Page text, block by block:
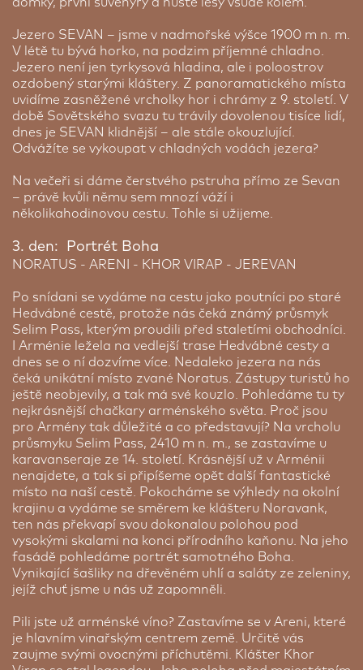
Sarkise a jen pár minut chůze od hlavního náměstí
hotel se zahradou a bazénem je příjemným
místem k odpočinku během zájezdu.
Hned vedle hotelu najdete kvalitní restauraci s
domácí i výbornou evropskou kuchyní, kde je
možné stolovat i přímo u hotelového bazénu.
Pokoje v horních patrech nabízejí zajímavý výhled
na panoráma Jerevanu a některé z nich dokonce
výhled na jednu z nejslavnějších hor – Ararat.
10 minut chůze od hotelu se nachází Muzeum
arménské historie a Národní galerie umění.
Zavazadlo do podpalubí 32 kg (Wizz Air Flex), přednostní
nástup
Tato doplňková služba vám umožní vzít si s sebou
jedno velké zavazadlo, které bude přepravováno v
podpalubí. Maximální hmotnost je 32 kg, rozměry
služby je také přednostní nástup do letadla.
1/1 Pokoj
Příplatek za jednolůžkový pokoj
Pokud se přihlásíte na zájezd s žádostí na
doubytování - tato služba není garantovaná. CK
SEN nemůže ručit za absolvování zájezdu
doubytovanou osobou. Pokud druhá osoba na
zájezd nepocestuje, bude v rámci doplatku nutné
uhradit příplatek za 1/1 pokoj.
Jezero SEVAN – jsme v nadmořské výšce 1900 m n. m.
V létě tu bývá horko, na podzim příjemné chladno.
Jezero není jen tyrkysová hladina, ale i poloostrov
ozdobený starými kláštery. Z panoramatického místa
uvidíme zasněžené vrcholky hor i chrámy z 9. století. V
době Sovětského svazu tu trávily dovolenou tisíce lidí,
dnes je SEVAN klidnější – ale stále okouzlující.
Odvážíte se vykoupat v chladných vodách jezera?
Na večeři si dáme čerstvého pstruha přímo ze Sevan
– právě kvůli němu sem mnozí váží i
několikahodinovou cestu. Tohle si užijeme.
3. den: Portrét Boha
NORATUS - ARENI - KHOR VIRAP - JEREVAN
Po snídani se vydáme na cestu jako poutníci po staré
Hedvábné cestě, protože nás čeká známý průsmyk
Selim Pass, kterým proudili před staletími obchodníci.
I Arménie ležela na vedlejší trase Hedvábné cesty a
dnes se o ní dozvíme více. Nedaleko jezera na nás
čeká unikátní místo zvané Noratus. Zástupy turistů ho
ještě neobjevily, a tak má své kouzlo. Pohledáme tu ty
nejkrásnější chačkary arménského světa. Proč jsou
pro Armény tak důležité a co představují? Na vrcholu
průsmyku Selim Pass, 2410 m n. m., se zastavíme u
karavanseraje ze 14. století. Krásnější už v Arménii
nenajdete, a tak si připíšeme opět další fantastické
místo na naší cestě. Pokocháme se výhledy na okolní
krajinu a vydáme se směrem ke klášteru Noravank,
ten nás překvapí svou dokonalou polohou pod
vysokými skalami na konci přírodního kaňonu. Na jeho
fasádě pohledáme portrét samotného Boha.
Vynikající šašliky na dřevěném uhlí a saláty ze zeleniny,
jejíž chuť jsme u nás už zapomněli.
Pili jste už arménské víno? Zastavíme se v Areni, které
je hlavním vinařským centrem země. Určitě vás
zaujme svými ovocnými příchutěmi. Klášter Khor